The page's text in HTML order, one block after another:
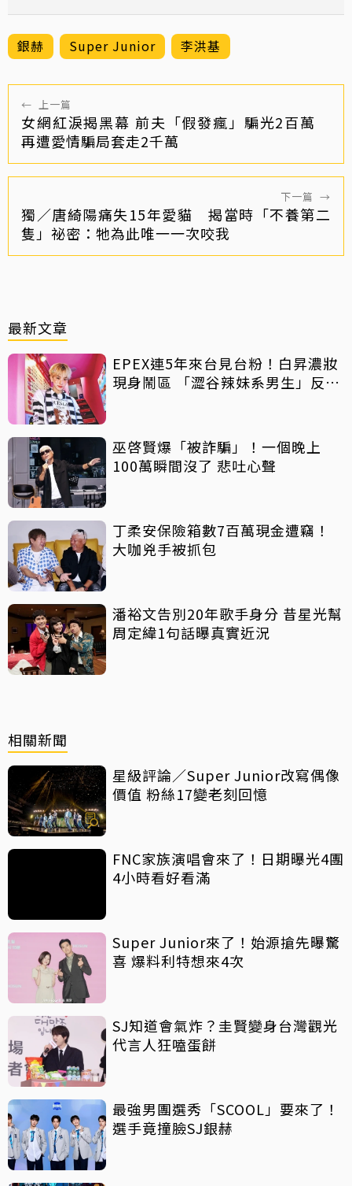
銀赫 Super Junior 李洪基
← 上一篇
女網紅淚揭黑幕 前夫「假發瘋」騙光2百萬
再遭愛情騙局套走2千萬
下一篇 →
獨／唐綺陽痛失15年愛貓 揭當時「不養第二
隻」祕密：牠為此唯一一次咬我
最新文章
EPEX連5年來台見台粉！白昇濃妝
現身鬧區 「澀谷辣妹系男生」反差
巫啓賢爆「被詐騙」！一個晚上
100萬瞬間沒了 悲吐心聲
丁柔安保險箱數7百萬現金遭竊！
大咖兇手被抓包
潘裕文告別20年歌手身分 昔星光幫
周定緯1句話曝真實近況
相關新聞
星級評論／Super Junior改寫偶像
價值 粉絲17變老刻回憶
FNC家族演唱會來了！日期曝光4團
4小時看好看滿
Super Junior來了！始源搶先曝驚
喜 爆料利特想來4次
SJ知道會氣炸？圭賢變身台灣觀光
代言人狂嗑蛋餅
最強男團選秀「SCOOL」要來了！
選手竟撞臉SJ銀赫